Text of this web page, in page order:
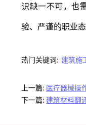
识缺一不可，也
验、严谨的职业
热门关键词: 建筑施
上一篇: 医疗器械操
下一篇: 建筑材料翻